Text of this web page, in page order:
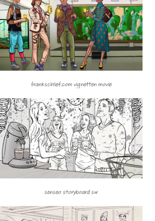
frankschlief.com vignetten movie
senseo storyboard sw